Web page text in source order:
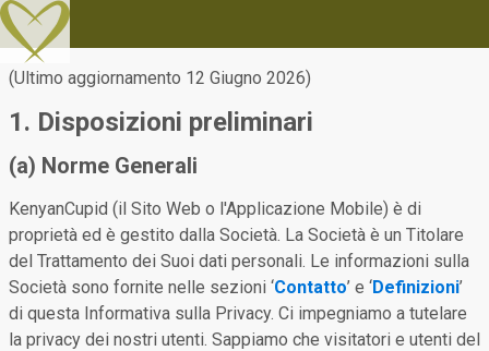
(Ultimo aggiornamento 12 Giugno 2026)
1. Disposizioni preliminari
(a) Norme Generali
KenyanCupid (il Sito Web o l'Applicazione Mobile) è di
proprietà ed è gestito dalla Società. La Società è un Titolare
del Trattamento dei Suoi dati personali. Le informazioni sulla
Società sono fornite nelle sezioni ‘Contatto’ e ‘Definizioni’
di questa Informativa sulla Privacy. Ci impegniamo a tutelare
la privacy dei nostri utenti. Sappiamo che visitatori e utenti del